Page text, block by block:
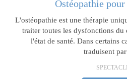
Ostéopathie
L'ostéopathie est une thérapie
traiter toutes les dysfonctions du
l'état de santé. Dans certains
traduisent